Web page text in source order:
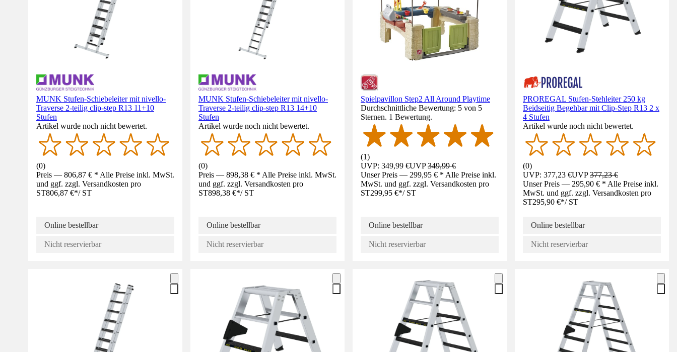
MUNK Stufen-Schiebeleiter mit nivello-
Traverse 2-teilig clip-step R13 11+10
Stufen
Artikel wurde noch nicht bewertet.
(0)
Preis — 806,87 € * Alle Preise inkl. MwSt.
und ggf. zzgl. Versandkosten pro
ST806,87 €*/ ST
Online bestellbar
Nicht reservierbar
MUNK Stufen-Schiebeleiter mit nivello-
Traverse 2-teilig clip-step R13 14+10
Stufen
Artikel wurde noch nicht bewertet.
(0)
Preis — 898,38 € * Alle Preise inkl. MwSt.
und ggf. zzgl. Versandkosten pro
ST898,38 €*/ ST
Online bestellbar
Nicht reservierbar
Spielpavillon Step2 All Around Playtime
Durchschnittliche Bewertung: 5 von 5
Sternen. 1 Bewertung.
(1)
UVP: 349,99 €UVP349,99 €
Unser Preis — 299,95 € * Alle Preise inkl.
MwSt. und ggf. zzgl. Versandkosten pro
ST299,95 €*/ ST
Online bestellbar
Nicht reservierbar
PROREGAL Stufen-Stehleiter 250 kg
Beidseitig Begehbar mit Clip-Step R13 2 x
4 Stufen
Artikel wurde noch nicht bewertet.
(0)
UVP: 377,23 €UVP377,23 €
Unser Preis — 295,90 € * Alle Preise inkl.
MwSt. und ggf. zzgl. Versandkosten pro
ST295,90 €*/ ST
Online bestellbar
Nicht reservierbar